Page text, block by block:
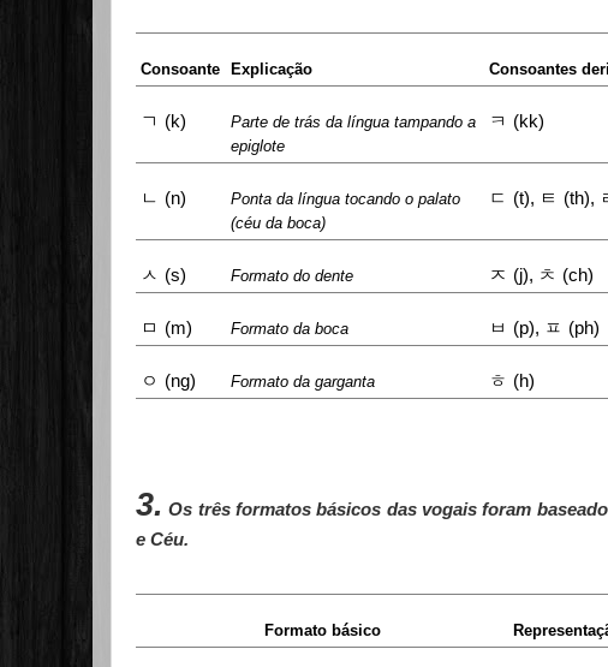
Consoante Explicação Consoantes
ㄱ (k)
Parte de trás da língua tampando a
epiglote
ㅋ (kk)
ㄴ (n)
Ponta da língua tocando o palato
(céu da boca)
ㄷ (t), ㅌ (th),
ㅅ (s) Formato do dente ㅈ (j), ㅊ (ch)
ㅁ (m) Formato da boca ㅂ (p), ㅍ (ph)
ㅇ (ng) Formato da garganta ㅎ (h)
3. Os três formatos básicos das vogais foram
e Céu.
Formato básico